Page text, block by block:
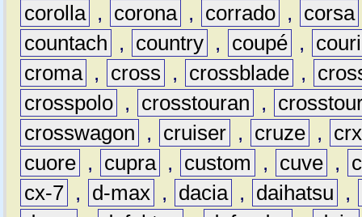
corolla , corona , corrado , corsa
countach
, country , coupé ,
croma , cross , crossblade ,
crosspolo , crosstouran ,
crosswagon
, cruiser , cruze ,
crx
cuore , cupra , custom , cuve ,
cx-7 , d-max , dacia , daihatsu
,